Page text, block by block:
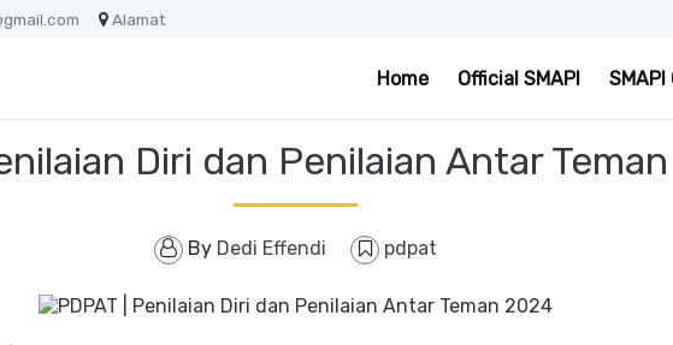
Alamat
Home Official SMAPI
Diri dan Penilaian Antar
By Dedi Effendi pdpat